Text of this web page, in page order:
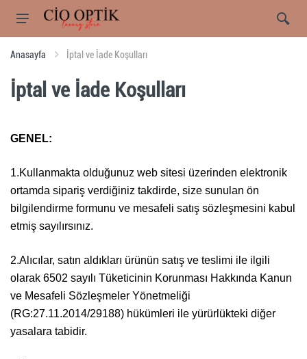
Anasayfa İptal ve İade Koşulları
İptal ve İade Koşulları
GENEL:
1.Kullanmakta olduğunuz web sitesi üzerinden elektronik
ortamda sipariş verdiğiniz takdirde, size sunulan ön
bilgilendirme formunu ve mesafeli satış sözleşmesini kabul
etmiş sayılırsınız.
2.Alıcılar, satın aldıkları ürünün satış ve teslimi ile ilgili
olarak 6502 sayılı Tüketicinin Korunması Hakkında Kanun
ve Mesafeli Sözleşmeler Yönetmeliği
(RG:27.11.2014/29188) hükümleri ile yürürlükteki diğer
yasalara tabidir.